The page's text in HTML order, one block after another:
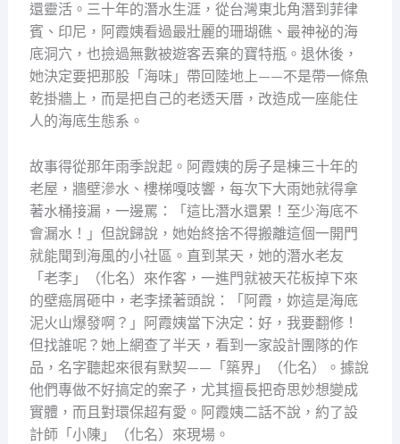
還靈活。三十年的潛水生涯，從台灣東北角潛到菲律
賓、印尼，阿霞姨看過最壯麗的珊瑚礁、最神祕的海
底洞穴，也撿過無數被遊客丟棄的寶特瓶。退休後，
她決定要把那股「海味」帶回陸地上——不是帶一條魚
乾掛牆上，而是把自己的老透天厝，改造成一座能住
人的海底生態系。
故事得從那年雨季說起。阿霞姨的房子是棟三十年的
老屋，牆壁滲水、樓梯嘎吱響，每次下大雨她就得拿
著水桶接漏，一邊罵：「這比潛水還累！至少海底不
會漏水！」但說歸說，她始終捨不得搬離這個一開門
就能聞到海風的小社區。直到某天，她的潛水老友
「老李」（化名）來作客，一進門就被天花板掉下來
的壁癌屑砸中，老李揉著頭說：「阿霞，妳這是海底
泥火山爆發啊？」阿霞姨當下決定：好，我要翻修！
但找誰呢？她上網查了半天，看到一家設計團隊的作
品，名字聽起來很有默契——「築界」（化名）。據說
他們專做不好搞定的案子，尤其擅長把奇思妙想變成
實體，而且對環保超有愛。阿霞姨二話不說，約了設
計師「小陳」（化名）來現場。